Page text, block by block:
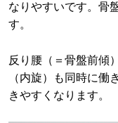
なりやすいです。骨
す。
反り腰（＝骨盤前傾
（内旋）も同時に働
きやすくなります。